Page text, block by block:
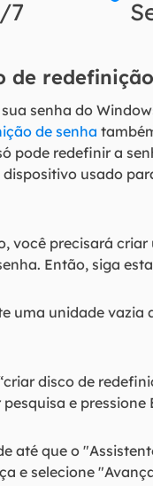
7
de
senha do
de senha
pode redefinir a
usado
você precisará criar
Então, siga
uma unidade vazia
disco de
e pressione
até que o
e selecione